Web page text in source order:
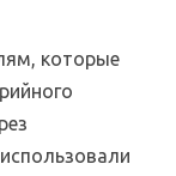
которые